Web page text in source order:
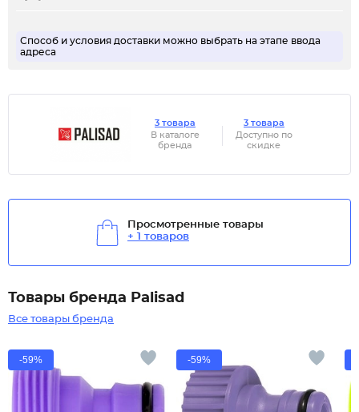
Способ и условия доставки можно выбрать на этапе ввода
адреса
3 товара
В каталоге
бренда
3 товара
Доступно по
скидке
Просмотренные товары
+ 1 товаров
Товары бренда Palisad
Все товары бренда
-59% -59%